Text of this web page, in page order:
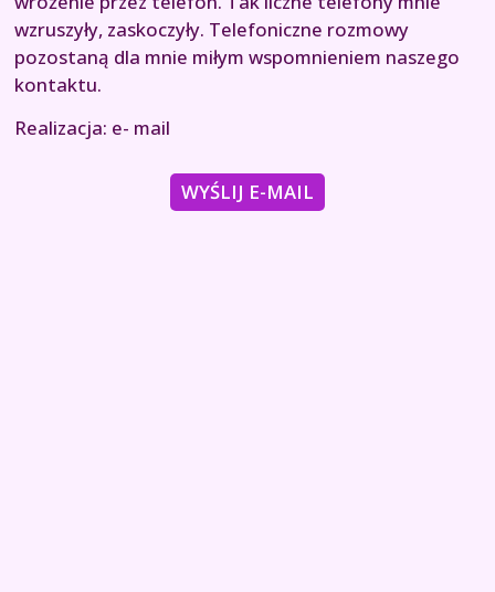
wzruszyły, zaskoczyły. Telefoniczne rozmowy
pozostaną dla mnie miłym wspomnieniem naszego
kontaktu.
Realizacja: e- mail
WYŚLIJ E-MAIL